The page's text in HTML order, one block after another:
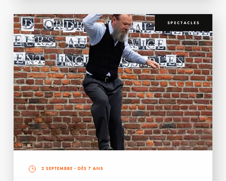
SPECTACLES
2 SEPTEMBRE - DÈS 7 ANS